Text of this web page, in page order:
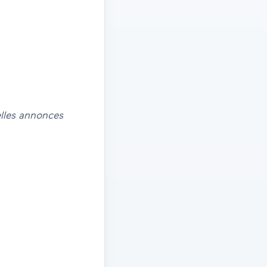
annonces